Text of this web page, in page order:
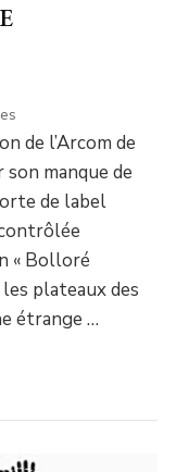
de l’Arcom de
manque de
de label
« Bolloré
plateaux des
étrange …